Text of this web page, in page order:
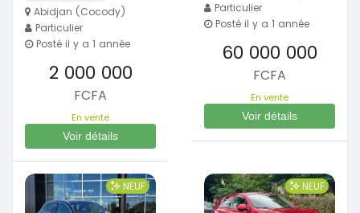
Abidjan (Cocody)
Particulier
Posté il y a 1 année
2 000 000
FCFA
En vente
Voir détails
Particulier
Posté il y a 1 année
60 000 000
FCFA
En vente
Voir détails
NEUF NEUF